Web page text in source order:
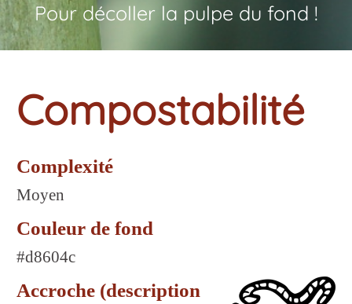
Pour décoller la pulpe du fond !
Compostabilité
Complexité
Moyen
Couleur de fond
#d8604c
Accroche (description